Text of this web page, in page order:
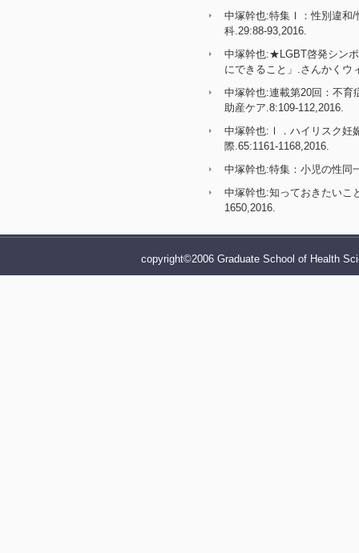
中塚幹也:特集Ⅰ：性別違和/
科.29:88-93,2016.
中塚幹也:★LGBT啓発シン
にできること」.さんかくウ
中塚幹也:連載第20回：不育
助産ケア.8:109-112,2016.
中塚幹也:Ⅰ．ハイリスク妊
際.65:1161-1168,2016.
中塚幹也:特集：小児の性同
中塚幹也:知っておきたい
1650,2016.
copyright©2006 Graduate School of Health